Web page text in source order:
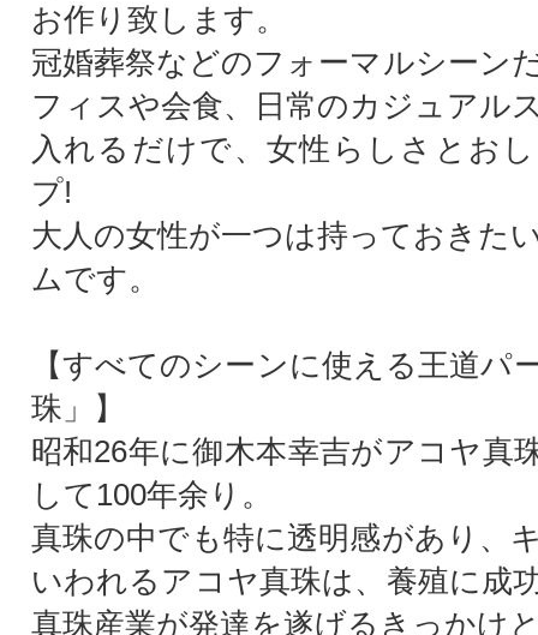
お作り致します。
冠婚葬祭などのフォーマルシーン
フィスや会食、日常のカジュアル
入れるだけで、女性らしさとお
プ!
大人の女性が一つは持っておきた
ムです。
【すべてのシーンに使える王道パ
珠」】
昭和26年に御木本幸吉がアコヤ真
して100年余り。
真珠の中でも特に透明感があり、
いわれるアコヤ真珠は、養殖に成
真珠産業が発達を遂げるきっかけ